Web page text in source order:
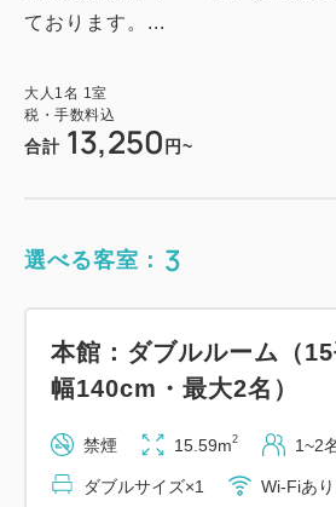
ております。...
大人 1 名 1 室
税・手数料込
合計 13,250円~
選べる客室： 3
本館：ダブルルーム（
幅140cm・最大2名）
禁煙 15.59m2 1~2
ダブルサイズ×1 Wi-Fiあり